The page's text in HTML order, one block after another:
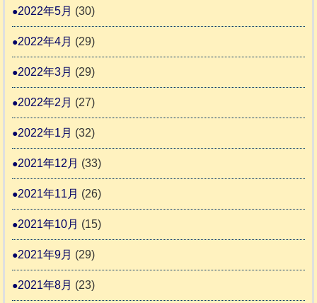
2022年5月 (30)
2022年4月 (29)
2022年3月 (29)
2022年2月 (27)
2022年1月 (32)
2021年12月 (33)
2021年11月 (26)
2021年10月 (15)
2021年9月 (29)
2021年8月 (23)